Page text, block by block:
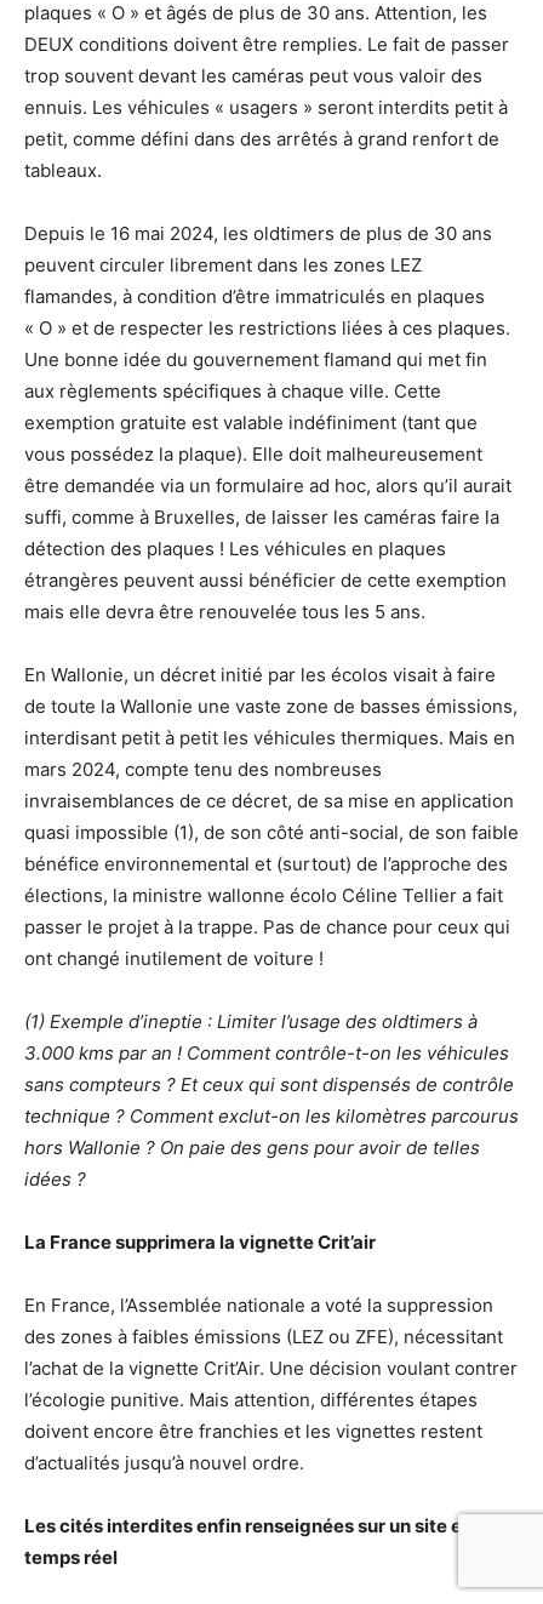
plaques « O » et âgés de plus de 30 ans. Attention, les
DEUX conditions doivent être remplies. Le fait de passer
trop souvent devant les caméras peut vous valoir des
ennuis. Les véhicules « usagers » seront interdits petit à
petit, comme défini dans des arrêtés à grand renfort de
tableaux.
Depuis le 16 mai 2024, les oldtimers de plus de 30 ans
peuvent circuler librement dans les zones LEZ
flamandes, à condition d’être immatriculés en plaques
« O » et de respecter les restrictions liées à ces plaques.
Une bonne idée du gouvernement flamand qui met fin
aux règlements spécifiques à chaque ville. Cette
exemption gratuite est valable indéfiniment (tant que
vous possédez la plaque). Elle doit malheureusement
être demandée via un formulaire ad hoc, alors qu’il aurait
suffi, comme à Bruxelles, de laisser les caméras faire la
détection des plaques ! Les véhicules en plaques
étrangères peuvent aussi bénéficier de cette exemption
mais elle devra être renouvelée tous les 5 ans.
En Wallonie, un décret initié par les écolos visait à faire
de toute la Wallonie une vaste zone de basses émissions,
interdisant petit à petit les véhicules thermiques. Mais en
mars 2024, compte tenu des nombreuses
invraisemblances de ce décret, de sa mise en application
quasi impossible (1), de son côté anti-social, de son faible
bénéfice environnemental et (surtout) de l’approche des
élections, la ministre wallonne écolo Céline Tellier a fait
passer le projet à la trappe. Pas de chance pour ceux qui
ont changé inutilement de voiture !
(1) Exemple d’ineptie : Limiter l’usage des oldtimers à
3.000 kms par an ! Comment contrôle-t-on les véhicules
sans compteurs ? Et ceux qui sont dispensés de contrôle
technique ? Comment exclut-on les kilomètres parcourus
hors Wallonie ? On paie des gens pour avoir de telles
idées ?
La France supprimera la vignette Crit’air
En France, l’Assemblée nationale a voté la suppression
des zones à faibles émissions (LEZ ou ZFE), nécessitant
l’achat de la vignette Crit’Air. Une décision voulant contrer
l’écologie punitive. Mais attention, différentes étapes
doivent encore être franchies et les vignettes restent
d’actualités jusqu’à nouvel ordre.
Les cités interdites enfin renseignées sur un site en
temps réel